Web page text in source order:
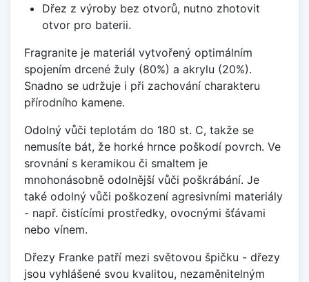
Dřez z výroby bez otvorů, nutno zhotovit
otvor pro baterii.
Fragranite je materiál vytvořený optimálním
spojením drcené žuly (80%) a akrylu (20%).
Snadno se udržuje i při zachování charakteru
přírodního kamene.
Odolný vůči teplotám do 180 st. C, takže se
nemusíte bát, že horké hrnce poškodí povrch. Ve
srovnání s keramikou či smaltem je
mnohonásobně odolnější vůči poškrábání. Je
také odolný vůči poškození agresivními materiály
- např. čistícími prostředky, ovocnými šťávami
nebo vínem.
Dřezy Franke patří mezi světovou špičku - dřezy
jsou vyhlášené svou kvalitou, nezaměnitelným